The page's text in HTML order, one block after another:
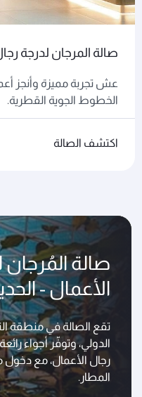
صالة المرجان لدرجة
عش تجربة مميزة وأنجز
الخطوط الجوية القطرية.
اكتشف الصالة
صالة
الأعمال -
تقع الصالة في منطقة
الدولي، وتوفّر أجواء
رجال الأعمال، مع
المطار.